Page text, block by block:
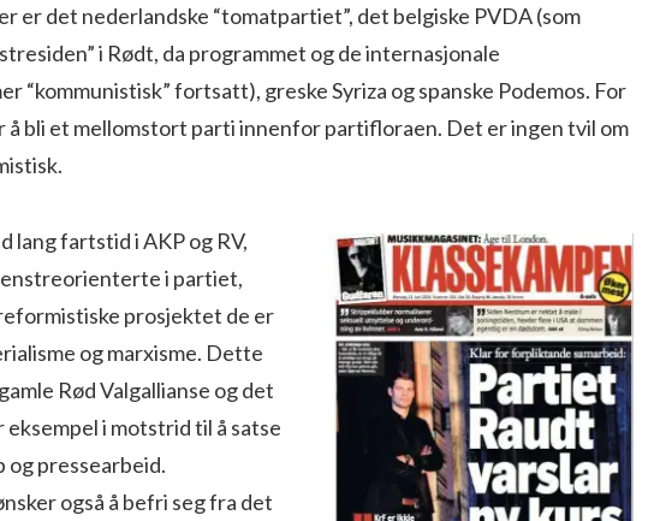
er det nederlandske “tomatpartiet”, det belgiske PVDA (som
i Rødt, da programmet og de internasjonale
“kommunistisk” fortsatt), greske Syriza og spanske Podemos. For
å bli et mellomstort parti innenfor partifloraen. Det er ingen tvil om
lang fartstid i AKP og RV,
i partiet,
prosjektet de er
og marxisme. Dette
Rød Valgallianse og det
eksempel i motstrid til å satse
og pressearbeid.
også å befri seg fra det